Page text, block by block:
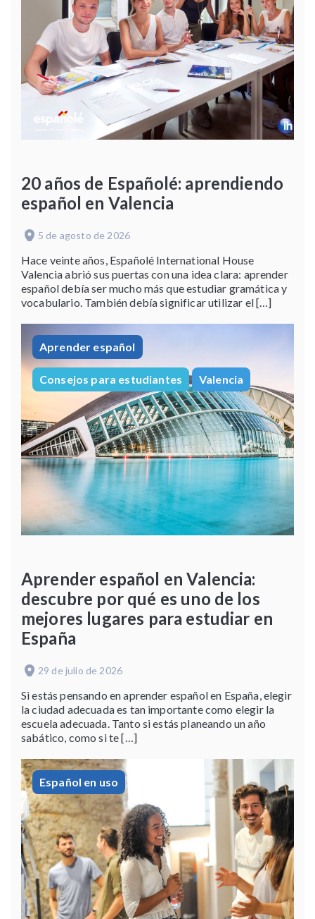
20 años de Españolé: aprendiendo
español en Valencia
5 de agosto de 2026
Hace veinte años, Españolé International House
Valencia abrió sus puertas con una idea clara: aprender
español debía ser mucho más que estudiar gramática y
vocabulario. También debía significar utilizar el […]
Aprender español
Consejos para estudiantes Valencia
Aprender español en Valencia:
descubre por qué es uno de los
mejores lugares para estudiar en
España
29 de julio de 2026
Si estás pensando en aprender español en España, elegir
la ciudad adecuada es tan importante como elegir la
escuela adecuada. Tanto si estás planeando un año
sabático, como si te […]
Español en uso